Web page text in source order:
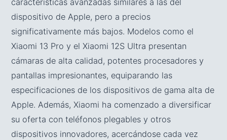
características avanzadas similares a las del
dispositivo de Apple, pero a precios
significativamente más bajos. Modelos como el
Xiaomi 13 Pro y el Xiaomi 12S Ultra presentan
cámaras de alta calidad, potentes procesadores y
pantallas impresionantes, equiparando las
especificaciones de los dispositivos de gama alta de
Apple. Además, Xiaomi ha comenzado a diversificar
su oferta con teléfonos plegables y otros
dispositivos innovadores, acercándose cada vez